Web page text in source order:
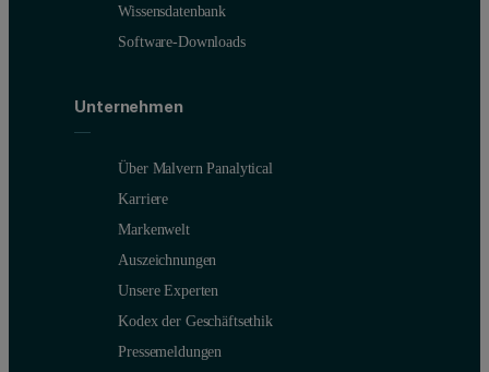
Wissensdatenbank
Software-Downloads
Unternehmen
Über Malvern Panalytical
Karriere
Markenwelt
Auszeichnungen
Unsere Experten
Kodex der Geschäftsethik
Pressemeldungen